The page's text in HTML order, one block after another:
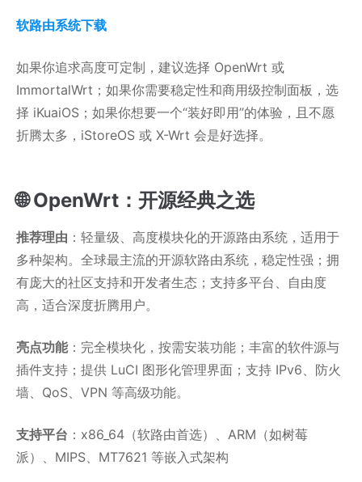
软路由系统下载
如果你追求高度可定制，建议选择 OpenWrt 或
ImmortalWrt；如果你需要稳定性和商用级控制面板，选
择 iKuaiOS；如果你想要一个“装好即用”的体验，且不愿
折腾太多，iStoreOS 或 X-Wrt 会是好选择。
🌐 OpenWrt：开源经典之选
推荐理由 ：轻量级、高度模块化的开源路由系统，适用于
多种架构。全球最主流的开源软路由系统，稳定性强；拥
有庞大的社区支持和开发者生态；支持多平台、自由度
高，适合深度折腾用户。
亮点功能：完全模块化，按需安装功能；丰富的软件源与
插件支持；提供 LuCI 图形化管理界面；支持 IPv6、防火
墙、QoS、VPN 等高级功能。
支持平台 ：x86_64（软路由首选）、ARM（如树莓
派）、MIPS、MT7621 等嵌入式架构